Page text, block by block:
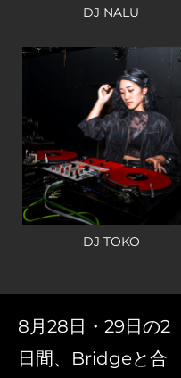
DJ NALU
DJ TOKO
8月28日・29日の2
日間、Bridgeと合